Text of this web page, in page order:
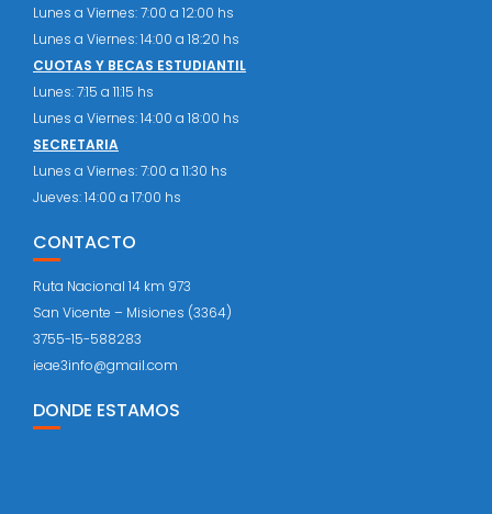
Lunes a Viernes: 7:00 a 12:00 hs
Lunes a Viernes: 14:00 a 18:20 hs
CUOTAS Y BECAS ESTUDIANTIL
Lunes: 7:15 a 11:15 hs
Lunes a Viernes: 14:00 a 18:00 hs
SECRETARIA
Lunes a Viernes: 7:00 a 11:30 hs
Jueves: 14:00 a 17:00 hs
CONTACTO
Ruta Nacional 14 km 973
San Vicente – Misiones (3364)
3755-15-588283
ieae3info@gmail.com
DONDE ESTAMOS